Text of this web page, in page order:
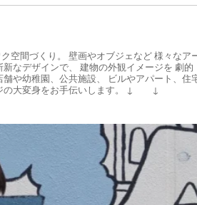
空間づくり。 壁画やオブジェなど様々なア
新なデザインで、 建物の外観イメージを 劇的
舗や幼稚園、公共施設、
ビルやアパート、住
大変身をお手伝いします。
↓ ↓